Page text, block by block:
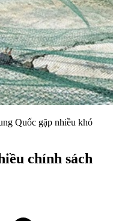
Quốc gặp nhiều khó
chính sách